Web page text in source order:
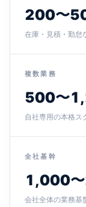
200〜
在庫・見積・勤怠
複数業務
500〜
自社専用の本格ス
全社基幹
1,000
会社全体の業務基